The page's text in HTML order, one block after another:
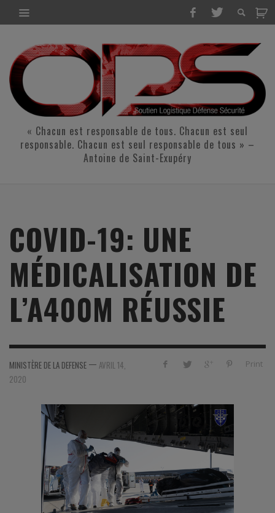
« Chacun est responsable de tous. Chacun est seul
responsable. Chacun est seul responsable de tous » –
Antoine de Saint-Exupéry
COVID-19: UNE
MÉDICALISATION DE
L’A400M RÉUSSIE
Print
MINISTÈRE DE LA DEFENSE — AVRIL 14,
2020